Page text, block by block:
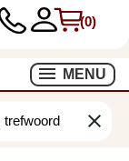
(0)
MENU
clear